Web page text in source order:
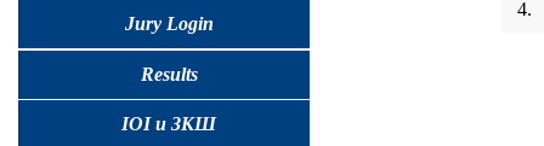
Jury Login
Results
IOI и ЗКШ
4.